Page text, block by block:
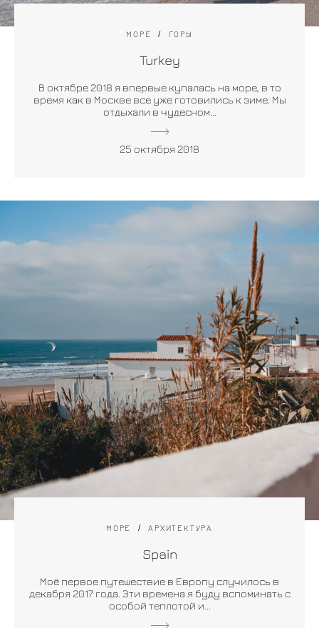
МОРЕ ГОРЫ
Turkey
В октябре 2018 я впервые купалась на море, в то
время как в Москве все уже готовились к зиме. Мы
отдыхали в чудесном...
25 октября 2018
МОРЕ АРХИТЕКТУРА
Spain
Моё первое путешествие в Европу случилось в
декабря 2017 года. Эти времена я буду вспоминать с
особой теплотой и...